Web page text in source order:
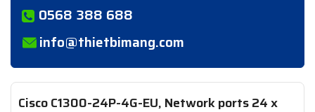
0568 388 688
info@thietbimang.com
Cisco C1300-24P-4G-EU​, Network ports 24 x